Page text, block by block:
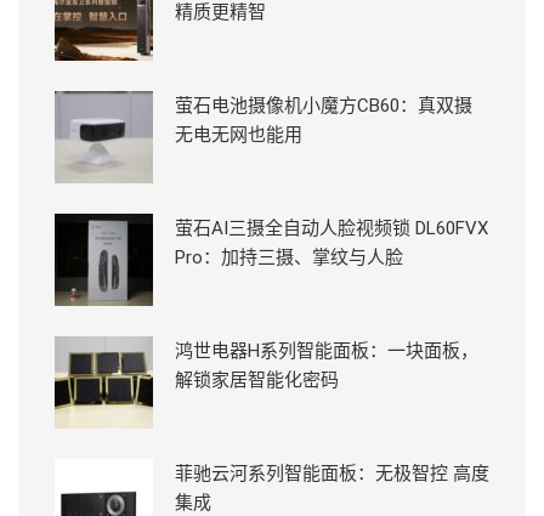
精质更精智
萤石电池摄像机小魔方CB60：真双摄
无电无网也能用
萤石AI三摄全自动人脸视频锁 DL60FVX
Pro：加持三摄、掌纹与人脸
鸿世电器H系列智能面板：一块面板，
解锁家居智能化密码
菲驰云河系列智能面板：无极智控 高度
集成